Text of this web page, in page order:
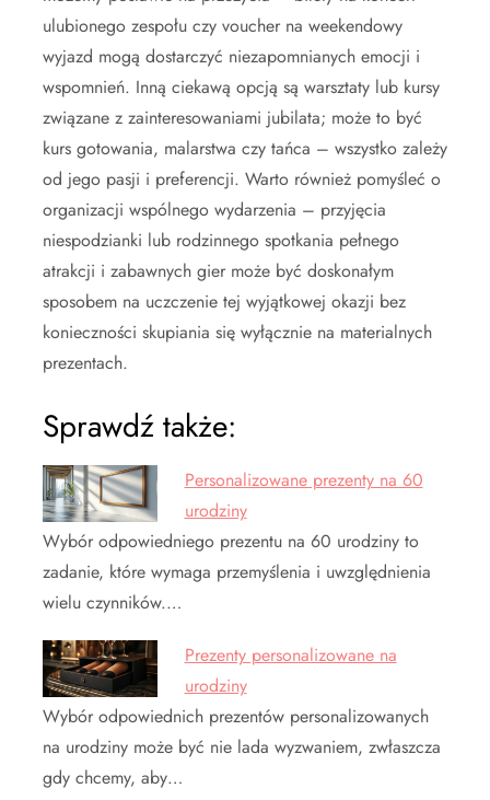
ulubionego zespołu czy voucher na weekendowy
wyjazd mogą dostarczyć niezapomnianych emocji i
wspomnień. Inną ciekawą opcją są warsztaty lub kursy
związane z zainteresowaniami jubilata; może to być
kurs gotowania, malarstwa czy tańca – wszystko zależy
od jego pasji i preferencji. Warto również pomyśleć o
organizacji wspólnego wydarzenia – przyjęcia
niespodzianki lub rodzinnego spotkania pełnego
atrakcji i zabawnych gier może być doskonałym
sposobem na uczczenie tej wyjątkowej okazji bez
konieczności skupiania się wyłącznie na materialnych
prezentach.
Sprawdź także:
Personalizowane prezenty na 60
urodziny
Wybór odpowiedniego prezentu na 60 urodziny to
zadanie, które wymaga przemyślenia i uwzględnienia
wielu czynników.…
Prezenty personalizowane na
urodziny
Wybór odpowiednich prezentów personalizowanych
na urodziny może być nie lada wyzwaniem, zwłaszcza
gdy chcemy, aby…